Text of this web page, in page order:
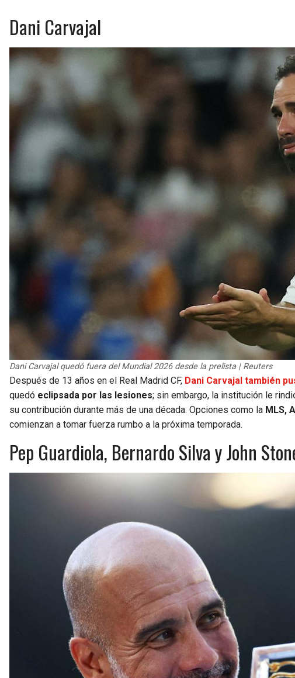
Dani Carvajal
Dani Carvajal quedó fuera del Mundial 2026 desde la prelista | Reuters
Después de 13 años en el Real Madrid CF, Dani Carvajal también
quedó eclipsada por las lesiones; sin embargo, la institución le
su contribución durante más de una década. Opciones como la MLS,
comienzan a tomar fuerza rumbo a la próxima temporada.
Pep Guardiola, Bernardo Silva y John